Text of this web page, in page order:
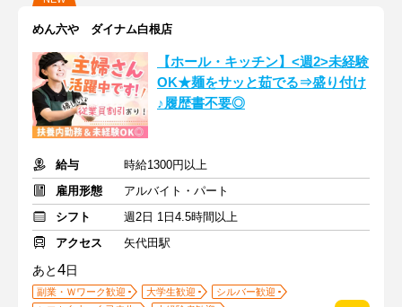
めん六や ダイナム白根店
【ホール・キッチン】<週2>未経験
OK★麺をサッと茹でる⇒盛り付け
♪履歴書不要◎
給与
時給1300円以上
雇用形態
アルバイト・パート
シフト
週2日 1日4.5時間以上
アクセス
矢代田駅
あと4日
副業・Ｗワーク歓迎 大学生歓迎
シルバー歓迎